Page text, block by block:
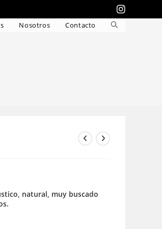
Nosotros Contacto
Alternar
natural, muy buscado